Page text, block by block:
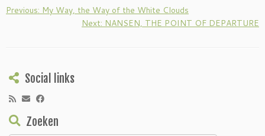
Previous: My Way, the Way of the White Clouds
Next: NANSEN, THE POINT OF DEPARTURE
Social links
Zoeken